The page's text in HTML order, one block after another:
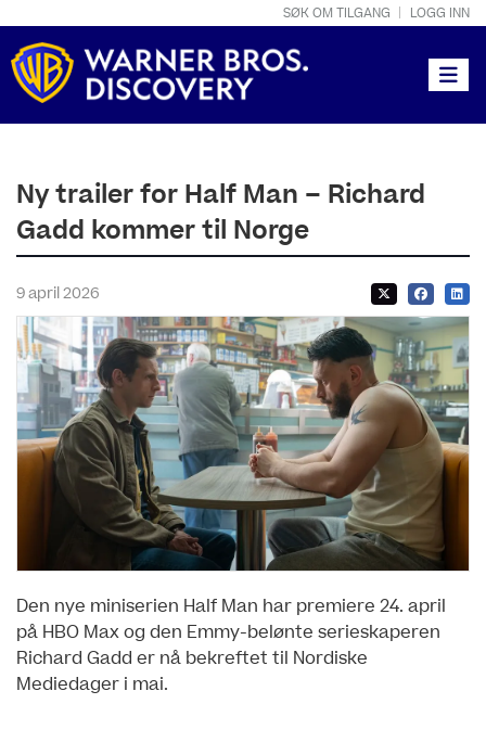
SØK OM TILGANG LOGG INN
Ny trailer for Half Man – Richard
Gadd kommer til Norge
9 april 2026
Den nye miniserien Half Man har premiere 24. april
på HBO Max og den Emmy-belønte serieskaperen
Richard Gadd er nå bekreftet til Nordiske
Mediedager i mai.